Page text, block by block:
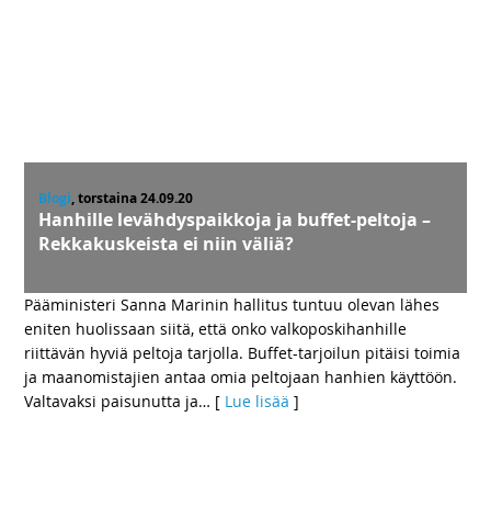
Blogi, torstaina 24.09.20
Hanhille levähdyspaikkoja ja buffet-peltoja –
Rekkakuskeista ei niin väliä?
Pääministeri Sanna Marinin hallitus tuntuu olevan lähes
eniten huolissaan siitä, että onko valkoposkihanhille
riittävän hyviä peltoja tarjolla. Buffet-tarjoilun pitäisi toimia
ja maanomistajien antaa omia peltojaan hanhien käyttöön.
Valtavaksi paisunutta ja… [ Lue lisää ]